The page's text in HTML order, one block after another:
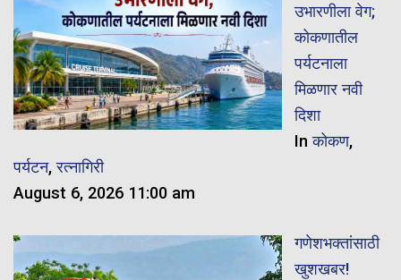
उभारणीला वेग;
कोकणातील
पर्यटनाला
मिळणार नवी
दिशा
Inकोकण,
पर्यटन,रत्नागिरी
August 6, 2026 11:00 am
गणेशभक्तांसाठी
खुशखबर!